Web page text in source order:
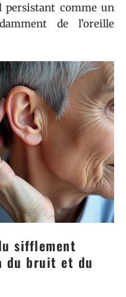
persistant comme un
de l’oreille
sifflement
du bruit et du